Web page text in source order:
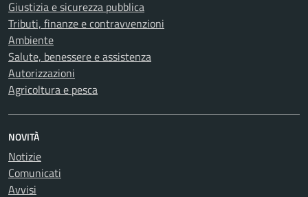
Giustizia e sicurezza pubblica
Tributi, finanze e contravvenzioni
Ambiente
Salute, benessere e assistenza
Autorizzazioni
Agricoltura e pesca
NOVITÀ
Notizie
Comunicati
Avvisi